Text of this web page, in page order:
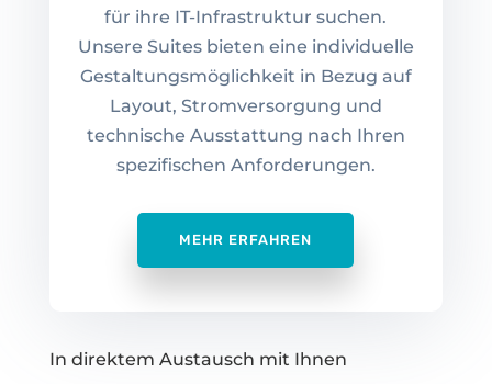
für ihre IT-Infrastruktur suchen.
Unsere Suites bieten eine individuelle
Gestaltungsmöglichkeit in Bezug auf
Layout, Stromversorgung und
technische Ausstattung nach Ihren
spezifischen Anforderungen.
MEHR ERFAHREN
In direktem Austausch mit Ihnen